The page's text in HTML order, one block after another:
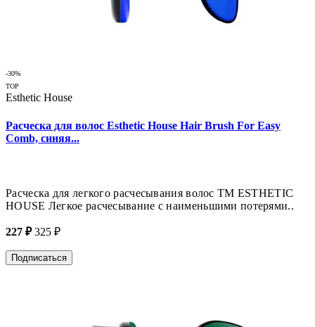
-30%
TOP
Esthetic House
Расческа для волос Esthetic House Hair Brush For Easy
Comb, синяя...
Расческа для легкого расчесывания волос ТМ ESTHETIC
HOUSE Легкое расчесывание с наименьшими потерями..
227 ₽ 325 ₽
Подписаться